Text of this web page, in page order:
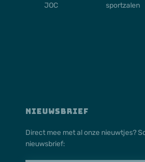
NIEUWSBRIEF
Direct mee met al onze nieuwtjes?
nieuwsbrief:
JOC
sportzalen